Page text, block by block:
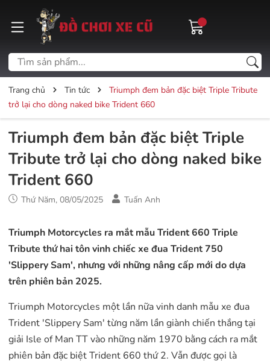
Trang chủ Tin tức
Triumph đem bản đặc biệt Triple Tribute
trở lại cho dòng naked bike Trident 660
Triumph đem bản đặc biệt Triple
Tribute trở lại cho dòng naked bike
Trident 660
Thứ Năm, 08/05/2025 Tuấn Anh
Triumph Motorcycles ra mắt mẫu Trident 660 Triple
Tribute thứ hai tôn vinh chiếc xe đua Trident 750
'Slippery Sam', nhưng với những nâng cấp mới do dựa
trên phiên bản 2025.
Triumph Motorcycles một lần nữa vinh danh mẫu xe đua
Trident 'Slippery Sam' từng năm lần giành chiến thắng tại
giải Isle of Man TT vào những năm 1970 bằng cách ra mắt
phiên bản đặc biệt Trident 660 thứ 2. Vẫn được gọi là